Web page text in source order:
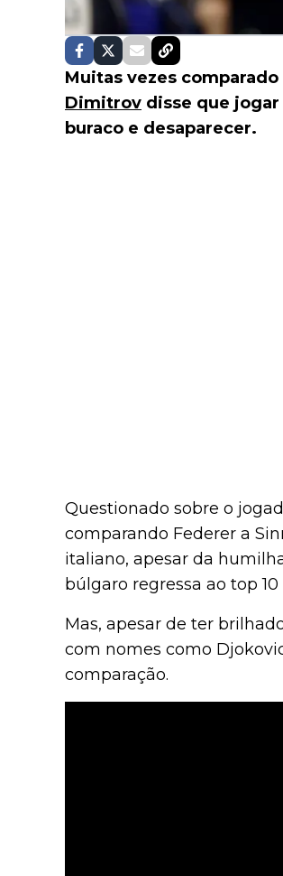
Muitas vezes
Dimitrov disse que
buraco e desaparecer.
Questionado sobre o
comparando Federer a
italiano, apesar da
búlgaro regressa ao top
Mas, apesar de ter
com nomes como
comparação.